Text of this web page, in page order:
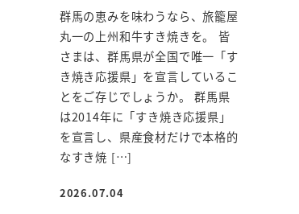
群馬の恵みを味わうなら、旅籠屋
丸一の上州和牛すき焼きを。 皆
さまは、群馬県が全国で唯一「す
き焼き応援県」を宣言しているこ
とをご存じでしょうか。 群馬県
は2014年に「すき焼き応援県」
を宣言し、県産食材だけで本格的
なすき焼 […]
投稿日
2026.07.04